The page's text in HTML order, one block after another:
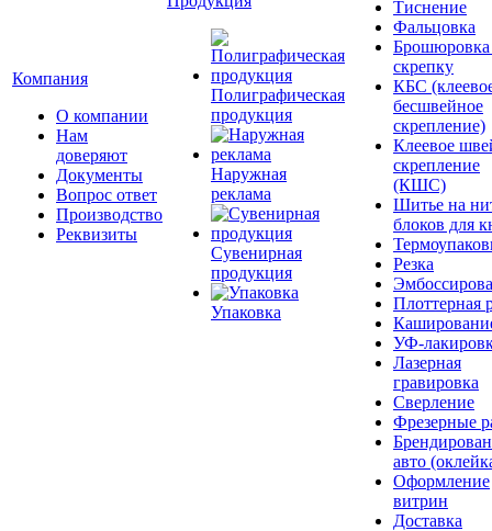
Компания
О компании
Нам
доверяют
Документы
Вопрос ответ
Производство
Реквизиты
Полиграфическая
продукция
Наружная
реклама
Сувенирная
продукция
Упаковка
Тиснение
Фальцовка
Брошюровка
скрепку
КБС
бесшвейное
скрепление)
Клеевое
скрепление
(КШС)
Шитье на
блоков для
Резка
Плоттерная
УФ-
Лазерная
гравировка
Сверление
Фрезерные
авто
Оформление
витрин
Доставка